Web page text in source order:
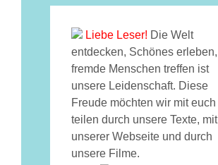
Liebe Leser! Die Welt
entdecken, Schönes erleben,
fremde Menschen treffen ist
unsere Leidenschaft. Diese
Freude möchten wir mit euch
teilen durch unsere Texte, mit
unserer Webseite und durch
unsere Filme.